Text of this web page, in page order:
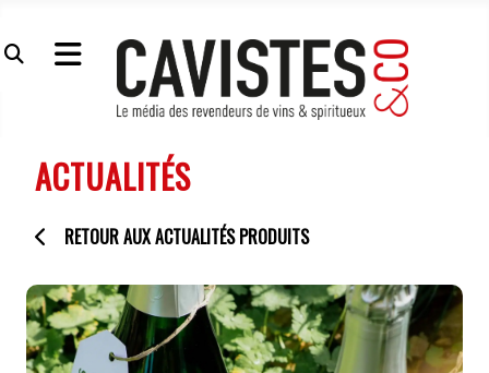
ACTUALITÉS
RETOUR AUX ACTUALITÉS PRODUITS